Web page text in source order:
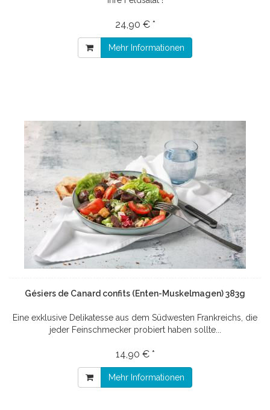
24,90 € *
Mehr Informationen
Gésiers de Canard confits (Enten-Muskelmagen) 383g
Eine exklusive Delikatesse aus dem Südwesten Frankreichs, die
jeder Feinschmecker probiert haben sollte...
14,90 € *
Mehr Informationen